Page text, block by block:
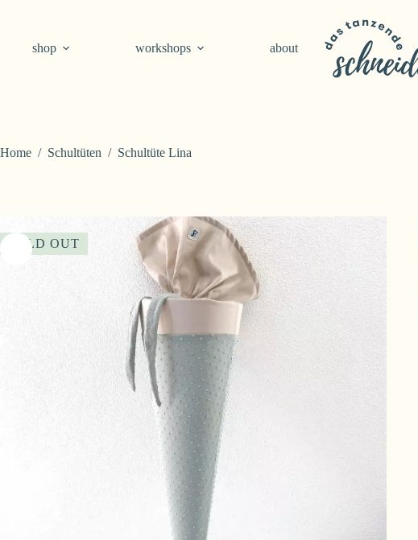
shop workshops about
Home / Schultüten / Schultüte Lina
SOLD OUT